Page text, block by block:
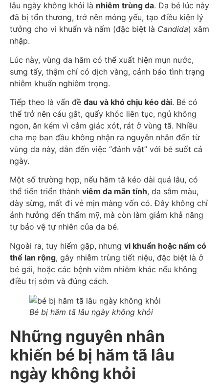
lâu ngày không khỏi là nhiễm trùng da. Da bé lúc này
đã bị tổn thương, trở nên mỏng yếu, tạo điều kiện lý
tưởng cho vi khuẩn và nấm (đặc biệt là Candida) xâm
nhập.
Lúc này, vùng da hăm có thể xuất hiện mụn nước,
sưng tấy, thậm chí có dịch vàng, cảnh báo tình trạng
nhiễm khuẩn nghiêm trọng.
Tiếp theo là vấn đề đau và khó chịu kéo dài. Bé có
thể trở nên cáu gắt, quấy khóc liên tục, ngủ không
ngon, ăn kém vì cảm giác xót, rát ở vùng tã. Nhiều
cha mẹ ban đầu không nhận ra nguyên nhân đến từ
vùng da này, dẫn đến việc “đánh vật” với bé suốt cả
ngày.
Một số trường hợp, nếu hăm tã kéo dài quá lâu, có
thể tiến triển thành viêm da mãn tính, da sẫm màu,
dày sừng, mất đi vẻ mịn màng vốn có. Đây không chỉ
ảnh hưởng đến thẩm mỹ, mà còn làm giảm khả năng
tự bảo vệ tự nhiên của da bé.
Ngoài ra, tuy hiếm gặp, nhưng vi khuẩn hoặc nấm có
thể lan rộng, gây nhiễm trùng tiết niệu, đặc biệt là ở
bé gái, hoặc các bệnh viêm nhiễm khác nếu không
điều trị sớm và đúng cách.
Bé bị hăm tã lâu ngày không khỏi
Những nguyên nhân
khiến bé bị hăm tã lâu
ngày không khỏi